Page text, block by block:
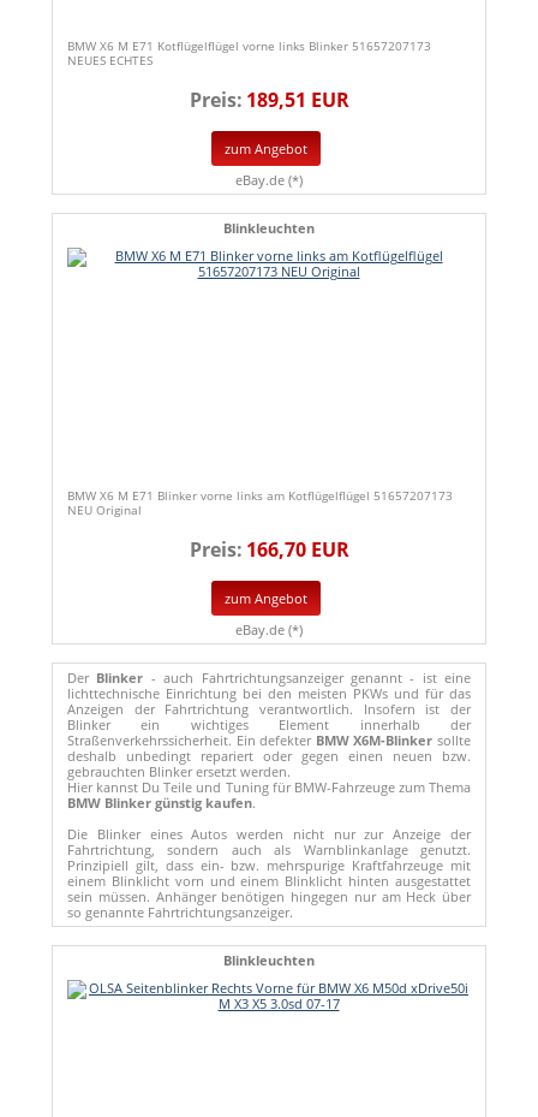
BMW X6 M E71 Kotflügelflügel vorne links Blinker 51657207173
NEUES ECHTES
Preis: 189,51 EUR
zum Angebot
eBay.de (*)
Blinkleuchten
BMW X6 M E71 Blinker vorne links am Kotflügelflügel 51657207173
NEU Original
Preis: 166,70 EUR
zum Angebot
eBay.de (*)
Der Blinker - auch Fahrtrichtungsanzeiger genannt - ist eine
lichttechnische Einrichtung bei den meisten PKWs und für das
Anzeigen der Fahrtrichtung verantwortlich. Insofern ist der
Blinker ein wichtiges Element innerhalb der
Straßenverkehrssicherheit. Ein defekterBMW X6M-Blinker sollte
deshalb unbedingt repariert oder gegen einen neuen bzw.
gebrauchten Blinker ersetzt werden.
Hier kannst Du Teile und Tuning für BMW-Fahrzeuge zum Thema
BMW Blinker günstig kaufen.
Die Blinker eines Autos werden nicht nur zur Anzeige der
Fahrtrichtung, sondern auch als Warnblinkanlage genutzt.
Prinzipiell gilt, dass ein- bzw. mehrspurige Kraftfahrzeuge mit
einem Blinklicht vorn und einem Blinklicht hinten ausgestattet
sein müssen. Anhänger benötigen hingegen nur am Heck über
so genannte Fahrtrichtungsanzeiger.
Blinkleuchten